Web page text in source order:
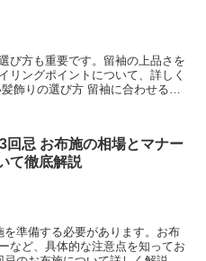
び方も重要です。留袖の上品さを
リングポイントについて、詳しく
飾りの選び方 留袖に合わせる髪
回忌 お布施の相場とマナー
て徹底解説
準備する必要があります。お布
など、具体的な注意点を知ってお